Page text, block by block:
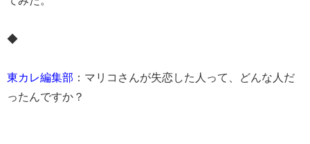
◆
東カレ編集部 ：マリコさんが失恋した人って、どんな人だ
ったんですか？